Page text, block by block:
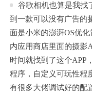
谷歌相机也算是我找
到一款可以没有广告的
面是小米的澎湃OS优
内应用商店里面的摄影
时间就找到了这个APP
程序，自定义可玩性程
有很多大佬调试好的配